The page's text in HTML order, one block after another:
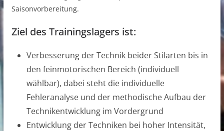
Saisonvorbereitung.
Ziel des Trainingslagers ist:
Verbesserung der Technik beider Stilarten bis in
den feinmotorischen Bereich (individuell
wählbar), dabei steht die individuelle
Fehleranalyse und der methodische Aufbau der
Technikentwicklung im Vordergrund
Entwicklung der Techniken bei hoher Intensität,